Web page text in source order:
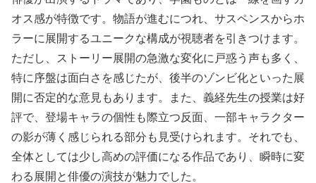
オス感が特徴です。物語が進むにつれ、サスペンスからホ
ラーに展開するユニークな構成が視聴者を引きつけます。
ただし、ストーリー展開の急激な変化に戸惑う声も多く、
特に序盤は面白さを感じたが、後半のゾンビ化といった展
開に否定的な意見もあります。また、義経先生の授業は好
評で、登場キャラの個性も際立つ反面、一部キャラクター
の影が薄く感じられる部分も見受けられます。それでも、
全体としては少し高めの評価になる作品であり、瞬時に変
わる展開と俳優の演技が魅力でした。